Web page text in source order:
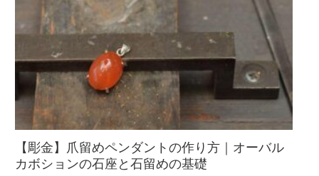
【彫金】爪留めペンダントの作り方｜オーバル
カボションの石座と石留めの基礎